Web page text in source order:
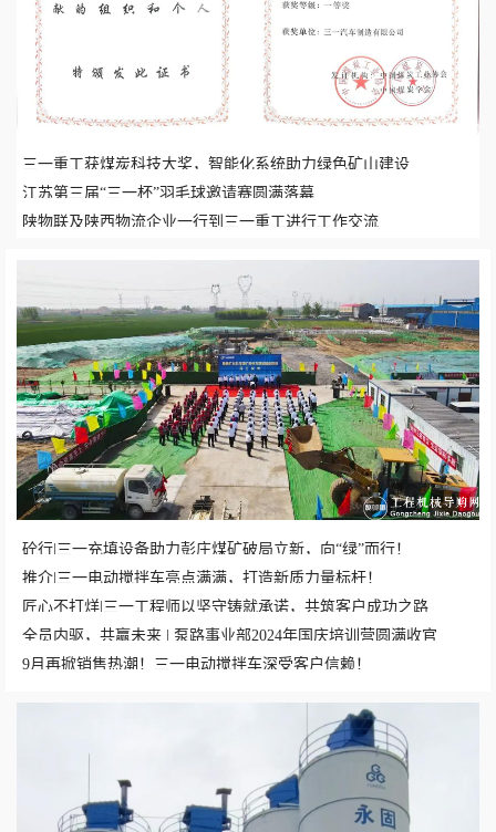
三一重工获煤炭科技大奖，智能化系统助力绿色矿山建设
江苏第三届“三一杯”羽毛球邀请赛圆满落幕
陕物联及陕西物流企业一行到三一重工进行工作交流
砼行|三一充填设备助力彭庄煤矿破局立新，向“绿”而行！
推介|三一电动搅拌车亮点满满，打造新质力量标杆！
匠心不打烊|三一工程师以坚守铸就承诺，共筑客户成功之路
全员内驱，共赢未来 | 泵路事业部2024年国庆培训营圆满收官
9月再掀销售热潮！三一电动搅拌车深受客户信赖！